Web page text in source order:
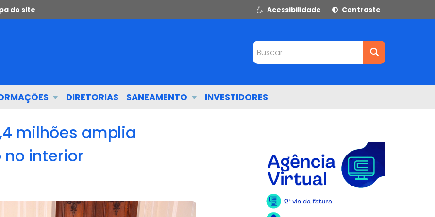
do site Acessibilidade Contraste
Buscar
DIRETORIAS SANEAMENTO INVESTIDORES
milhões amplia
interior